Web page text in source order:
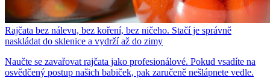
Rajčata bez nálevu, bez koření, bez ničeho. Stačí je správně
naskládat do sklenice a vydrží až do zimy
Naučte se zavařovat rajčata jako profesionálové. Pokud vsadíte na
osvědčený postup našich babiček, pak zaručeně nešlápnete vedle.